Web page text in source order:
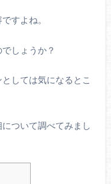
すよね。
しょうか？
しては気になるとこ
ついて調べてみまし